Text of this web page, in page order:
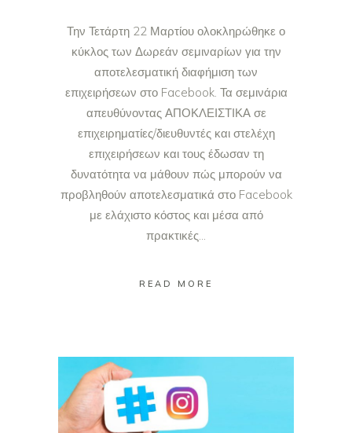
Την Τετάρτη 22 Μαρτίου ολοκληρώθηκε ο
κύκλος των Δωρεάν σεμιναρίων για την
αποτελεσματική διαφήμιση των
επιχειρήσεων στο Facebook. Τα σεμινάρια
απευθύνοντας ΑΠΟΚΛΕΙΣΤΙΚΑ σε
επιχειρηματίες/διευθυντές και στελέχη
επιχειρήσεων και τους έδωσαν τη
δυνατότητα να μάθουν πώς μπορούν να
προβληθούν αποτελεσματικά στο Facebook
με ελάχιστο κόστος και μέσα από
πρακτικές...
READ MORE